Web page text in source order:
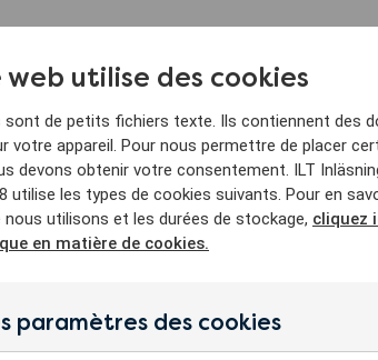
web utilise des cookies
sont de petits fichiers texte. Ils contiennent des
votre appareil. Pour nous permettre de placer
devons obtenir votre consentement. ILT
utilise les types de cookies suivants. Pour en
nous utilisons et les durées de stockage, cliquez
en matière de cookies.
paramètres des cookies